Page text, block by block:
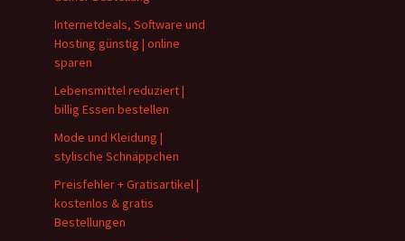
Internetdeals, Software und
Hosting günstig | online
sparen
Lebensmittel reduziert |
billig Essen bestellen
Mode und Kleidung |
stylische Schnäppchen
Preisfehler + Gratisartikel |
kostenlos & gratis
Bestellungen